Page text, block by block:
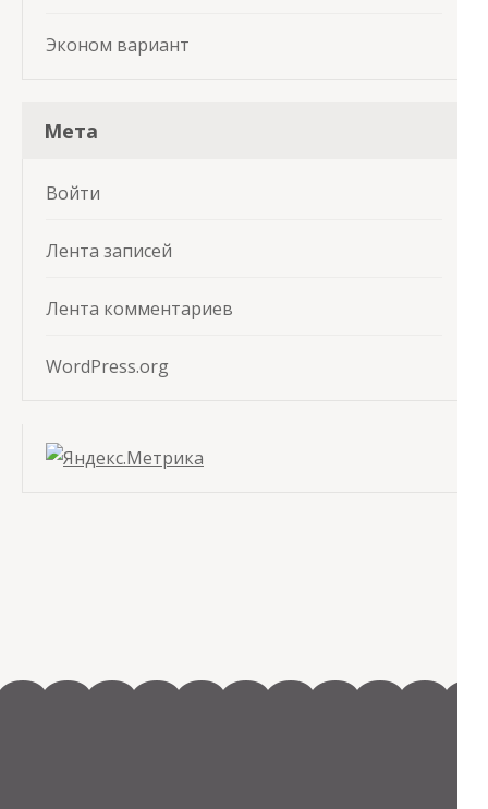
Эконом вариант
Мета
Войти
Лента записей
Лента комментариев
WordPress.org